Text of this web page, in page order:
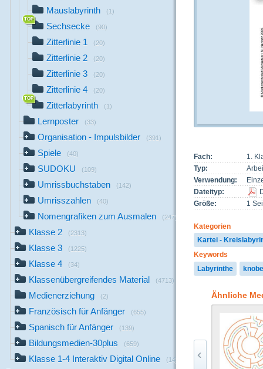
Mauslabyrinth (1)
Sechsecke (90)
Zitterlinie 1 (20)
Zitterlinie 2 (20)
Zitterlinie 3 (20)
Zitterlinie 4 (20)
Zitterlabyrinth (1)
Lernposter (33)
Organisation - Impulsbilder (391)
Spiele (40)
SUDOKU (109)
Umrissbuchstaben (142)
Umrisszahlen (40)
Nomengrafiken zum Ausmalen (247)
Klasse 2 (2313)
Klasse 3 (1225)
Klasse 4 (34)
Klassenübergreifendes Material (4713)
Medienerziehung (2)
Französisch für Anfänger (655)
Spanisch für Anfänger (139)
Bildungsmedien-30plus (659)
Klasse 1-4 Interaktiv Digital Online (14)
Fach:
1.
Typ:
Verwendung:
Dateityp:
Größe:
1
Kategorien
Kartei -
Keywords
Labyrinthe
Ähnliche